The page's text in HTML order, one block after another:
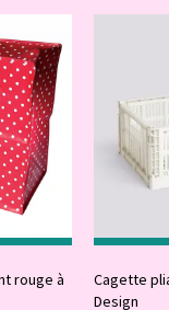
rouge à
Cagette
Design